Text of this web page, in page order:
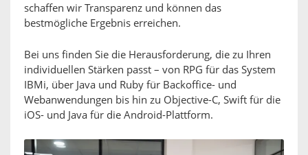
schaffen wir Transparenz und können das
bestmögliche Ergebnis erreichen.
Bei uns finden Sie die Herausforderung, die zu Ihren
individuellen Stärken passt – von RPG für das System
IBMi, über Java und Ruby für Backoffice- und
Webanwendungen bis hin zu Objective-C, Swift für die
iOS- und Java für die Android-Plattform.